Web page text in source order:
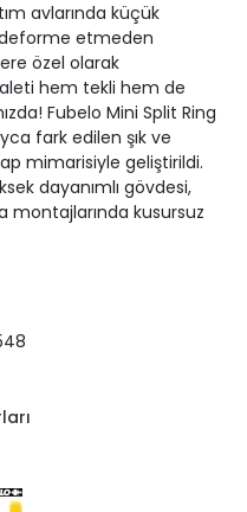
avlarında küçük
etmeden
özel olarak
hem tekli hem de
Fubelo Mini Split Ring
fark edilen şık ve
mimarisiyle geliştirildi.
dayanımlı gövdesi,
montajlarında kusursuz